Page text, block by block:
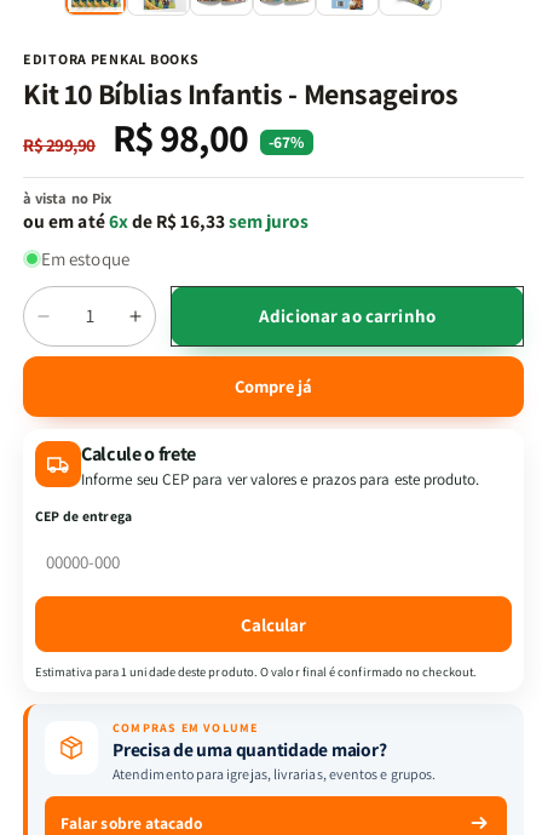
EDITORA PENKAL BOOKS
Kit 10 Bíblias Infantis - Mensageiros
Preço
normal
R$ 299,90
Preço
promocional
R$ 98,00 -67%
à vista no Pix
ou em até6xde R$ 16,33sem juros
Em estoque
Quantidade
Diminuir
a
Kit
10
Bíblias
Infantis
Mensageiros
Aumentar
a
quantidade
Kit
10
Bíblias
Adicionar ao carrinho
Compre já
Calcule o frete
Informe seu CEP para ver valores e prazos para este produto.
CEP de entrega
Calcular
Estimativa para 1 unidade deste produto. O valor final é confirmado no checkout.
COMPRAS EM VOLUME
Precisa de uma quantidade maior?
Atendimento para igrejas, livrarias, eventos e grupos.
Falar sobre atacado